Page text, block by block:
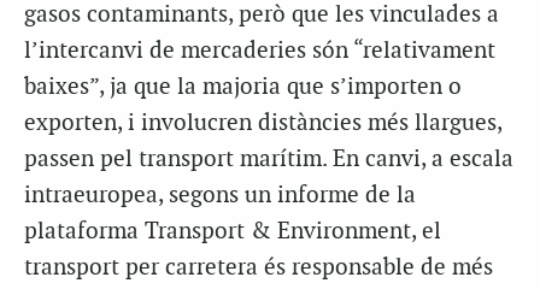
gasos contaminants, però que les vinculades a
l’intercanvi de mercaderies són “relativament
baixes”, ja que la majoria que s’importen o
exporten, i involucren distàncies més llargues,
passen pel transport marítim. En canvi, a escala
intraeuropea, segons un informe de la
plataforma Transport & Environment, el
transport per carretera és responsable de més